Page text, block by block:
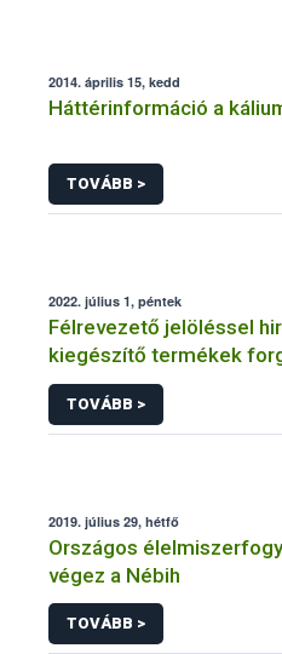
2014. április 15, kedd
Háttérinformáció a
TOVÁBB >
2022. július 1, péntek
Félrevezető jelöléssel
kiegészítő termékek
a Nébih
TOVÁBB >
2019. július 29, hétfő
Országos
végez a Nébih
TOVÁBB >